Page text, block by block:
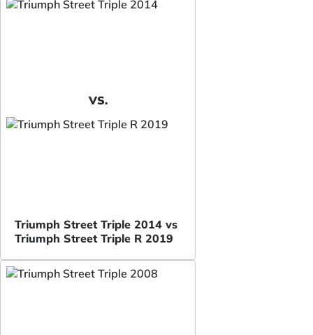
VS.
Triumph Street Triple 2014 vs
Triumph Street Triple R 2019